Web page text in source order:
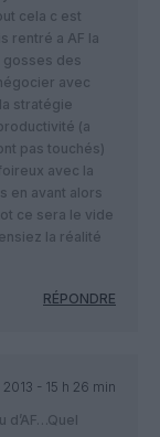
cela c est
rentré a AF la
gosses des
avec
stratégie
(a
pas touchés)
avec la
en avant alors
ce sera le vide
la réalité
RÉPONDRE
2013 - 15 h 26 min
d’AF…Quel